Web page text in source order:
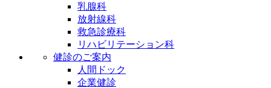
乳腺科
放射線科
救急診療科
リハビリテーション科
健診のご案内
人間ドック
企業健診